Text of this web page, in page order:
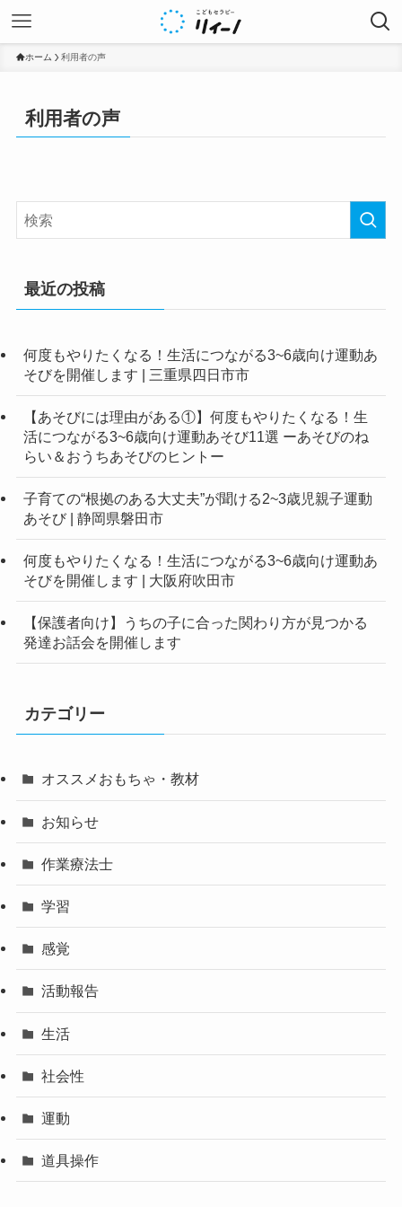
ホーム 利用者の声
利用者の声
最近の投稿
何度もやりたくなる！生活につながる3~6歳向け運動あ
そびを開催します | 三重県四日市市
【あそびには理由がある①】何度もやりたくなる！生
活につながる3~6歳向け運動あそび11選 ーあそびのね
らい＆おうちあそびのヒントー
子育ての“根拠のある大丈夫”が聞ける2~3歳児親子運動
あそび | 静岡県磐田市
何度もやりたくなる！生活につながる3~6歳向け運動あ
そびを開催します | 大阪府吹田市
【保護者向け】うちの子に合った関わり方が見つかる
発達お話会を開催します
カテゴリー
オススメおもちゃ・教材
お知らせ
作業療法士
学習
感覚
活動報告
生活
社会性
運動
道具操作